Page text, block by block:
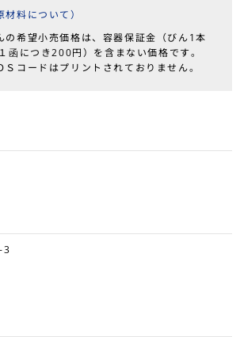
料について）
希望小売価格は、容器保証金（びん1本
函につき200円）を含まない価格です。
コードはプリントされておりません。
3